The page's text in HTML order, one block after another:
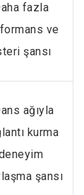
fazla
ve
şansı
ağıyla
kurma
şansı